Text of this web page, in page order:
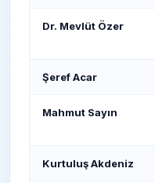
Dr. Mevlüt Özer
Şeref Acar
Mahmut Sayın
Kurtuluş Akdeniz